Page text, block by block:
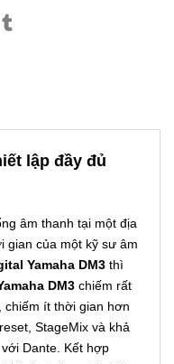
lập đầy đủ
âm thanh tại một địa
gian của một kỹ sư âm
Yamaha DM3 thì
DM3 chiếm rất
chiếm ít thời gian hơn
StageMix và khả
Dante. Kết hợp